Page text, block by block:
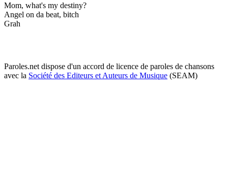
Mom, what's my destiny?
Angel on da beat, bitch
Grah
Paroles.net dispose d'un accord de licence de paroles de chansons
avec la Société des Editeurs et Auteurs de Musique (SEAM)